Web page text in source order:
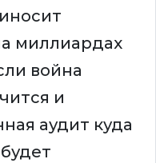
миллиардах
война
и
аудит куда